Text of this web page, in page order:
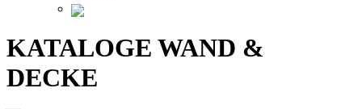
KATALOGE WAND &
DECKE